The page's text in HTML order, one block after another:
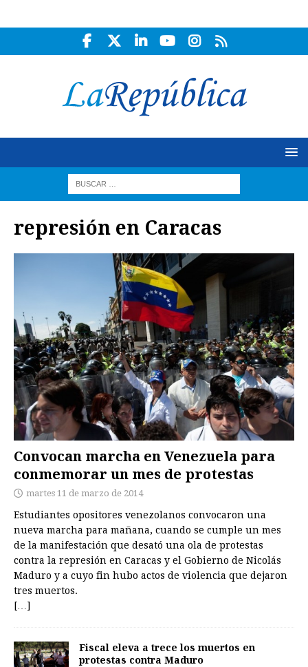
represión en Caracas
Convocan marcha en Venezuela para
conmemorar un mes de protestas
martes 11 de marzo de 2014
Estudiantes opositores venezolanos convocaron una
nueva marcha para mañana, cuando se cumple un mes
de la manifestación que desató una ola de protestas
contra la represión en Caracas y el Gobierno de Nicolás
Maduro y a cuyo fin hubo actos de violencia que dejaron
tres muertos.
[…]
Fiscal eleva a trece los muertos en
protestas contra Maduro